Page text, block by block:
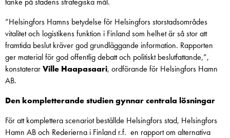
”Helsingfors Hamns betydelse för Helsingfors storstadsområdes
vitalitet och logistikens funktion i Finland som helhet är så stor att
framtida beslut kräver god grundläggande information. Rapporten
ger material för god offentlig debatt och politiskt beslutfattande,”,
konstaterarVille Haapasaari, ordförande för Helsingfors Hamn
AB.
Den kompletterande studien gynnar centrala lösningar
För att komplettera scenariot beställde Helsingfors stad, Helsingfors
Hamn AB och Rederierna i Finland r.f. en rapport om alternativa